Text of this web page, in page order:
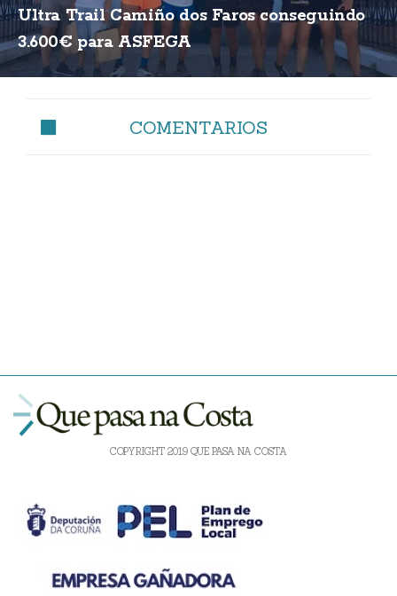
Ultra Trail Camiño dos Faros conseguindo
3.600€ para ASFEGA
COMENTARIOS
COPYRIGHT 2019 QUE PASA NA COSTA